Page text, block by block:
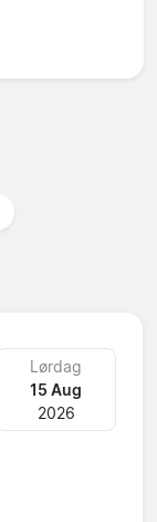
Lørdag
15 Aug
2026